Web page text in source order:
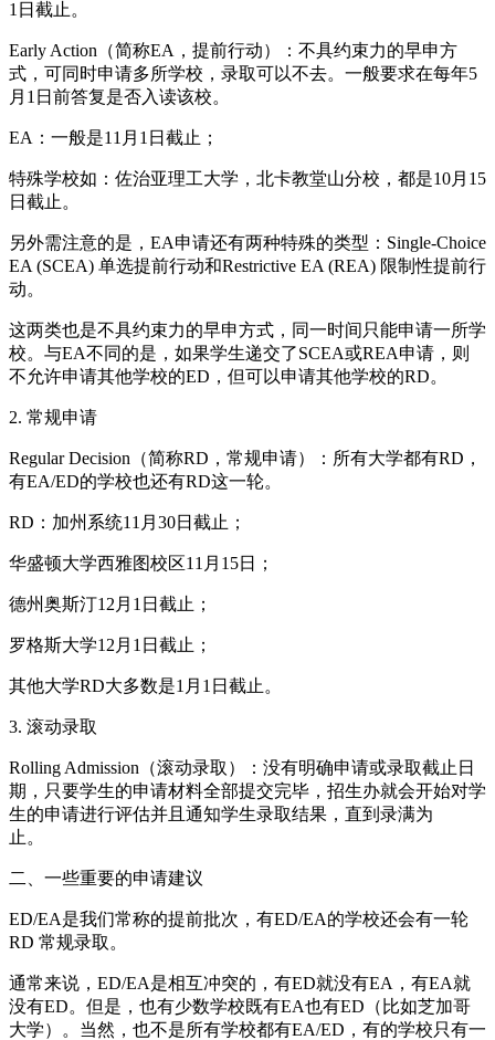
1日截止。
Early Action（简称EA，提前行动）：不具约束力的早申方
式，可同时申请多所学校，录取可以不去。一般要求在每年5
月1日前答复是否入读该校。
EA：一般是11月1日截止；
特殊学校如：佐治亚理工大学，北卡教堂山分校，都是10月15
日截止。
另外需注意的是，EA申请还有两种特殊的类型：Single-Choice
EA (SCEA) 单选提前行动和Restrictive EA (REA) 限制性提前行
动。
这两类也是不具约束力的早申方式，同一时间只能申请一所学
校。与EA不同的是，如果学生递交了SCEA或REA申请，则
不允许申请其他学校的ED，但可以申请其他学校的RD。
2. 常规申请
Regular Decision（简称RD，常规申请）：所有大学都有RD，
有EA/ED的学校也还有RD这一轮。
RD：加州系统11月30日截止；
华盛顿大学西雅图校区11月15日；
德州奥斯汀12月1日截止；
罗格斯大学12月1日截止；
其他大学RD大多数是1月1日截止。
3. 滚动录取
Rolling Admission（滚动录取）：没有明确申请或录取截止日
期，只要学生的申请材料全部提交完毕，招生办就会开始对学
生的申请进行评估并且通知学生录取结果，直到录满为
止。
二、一些重要的申请建议
ED/EA是我们常称的提前批次，有ED/EA的学校还会有一轮
RD 常规录取。
通常来说，ED/EA是相互冲突的，有ED就没有EA，有EA就
没有ED。但是，也有少数学校既有EA也有ED（比如芝加哥
大学）。当然，也不是所有学校都有EA/ED，有的学校只有一